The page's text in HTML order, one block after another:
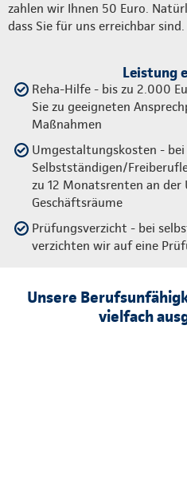
zahlen wir Ihnen 50 Euro.
dass Sie für uns erreichbar sind.
Leistung
Reha-Hilfe - bis zu 2.000
Sie zu geeigneten
Maßnahmen
Umgestaltungskosten - bei
Selbstständigen/
zu 12 Monatsrenten an
Geschäftsräume
Prüfungsverzicht - bei
verzichten wir auf eine
Unsere
vielfach